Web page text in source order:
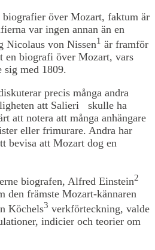
över Mozart, faktum är
var ingen annan än en
Nicolaus von Nissen1 är framför
en biografi över Mozart, vars
sig med 1809.
precis många andra
att Salieri skulle ha
att notera att många anhängare
eller frimurare. Andra har
bevisa att Mozart dog en
biografen, Alfred Einstein2
den främste Mozart-kännaren
Köchels3 verkförteckning, valde
indicier och teorier om